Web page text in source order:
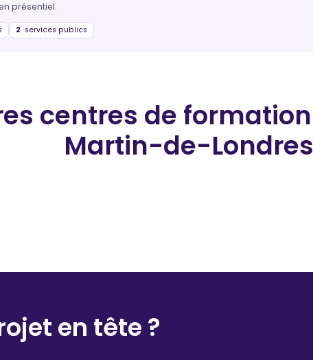
présentiel.
2 services publics
centres de formation
Martin-de-Londres
en tête ?